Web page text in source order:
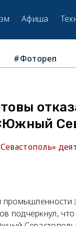
Афиша
#Фотореп
промышленности
подчеркнул,